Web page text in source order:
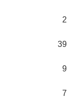
2
39
9
7